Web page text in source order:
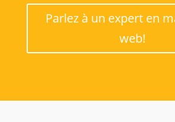
Parlez à un expert en
web!